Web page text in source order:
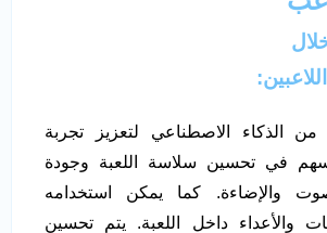
من الذكاء الاصطناعي لتعزيز تجربة
يسهم في تحسين سلاسة اللعبة وجودة
والإضاءة. كما يمكن استخدامه
والأعداء داخل اللعبة. يتم تحسين